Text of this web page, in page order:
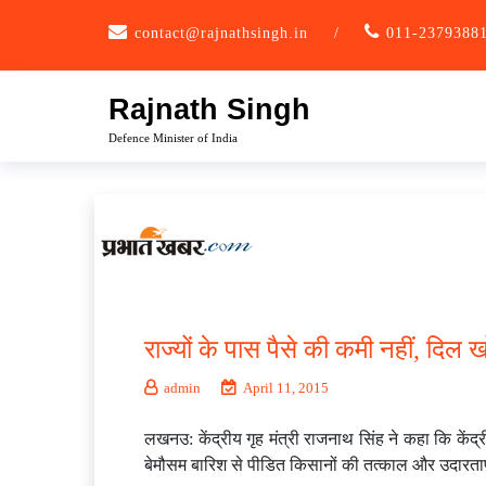
contact@rajnathsingh.in / 011-23793881
Rajnath Singh
Defence Minister of India
राज्यों के पास पैसे की कमी नहीं, दिल
admin April 11, 2015
लखनउ: केंद्रीय गृह मंत्री राजनाथ सिंह ने कहा कि
बेमौसम बारिश से पीडित किसानों की तत्काल और